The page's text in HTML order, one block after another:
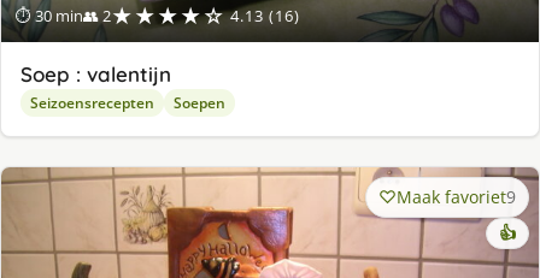
⏱ 30 min👥 2★★★★☆ 4.13 (16)
Soep : valentijn
Seizoensrecepten Soepen
Maak favoriet9
👍